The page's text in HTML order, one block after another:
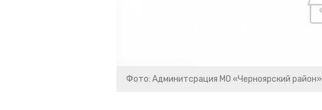
Фото: Админитсрация МО «Черноярский район»